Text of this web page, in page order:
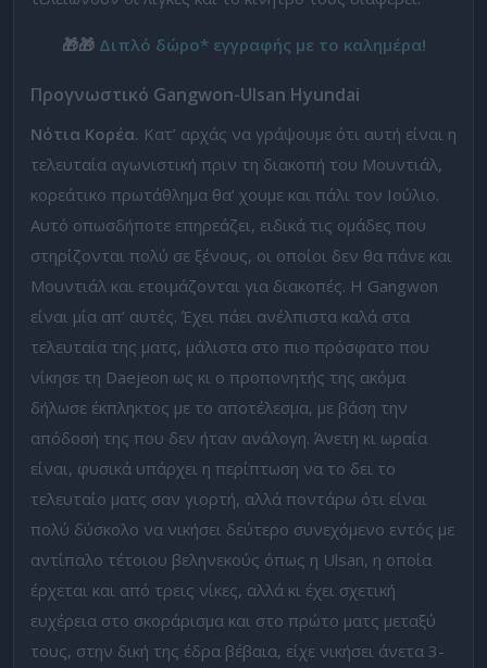
🎁🎁 Διπλό δώρο* εγγραφής με το καλημέρα!
Προγνωστικό Gangwon-Ulsan Hyundai
Νότια Κορέα. Κατ’ αρχάς να γράψουμε ότι αυτή είναι η
τελευταία αγωνιστική πριν τη διακοπή του Μουντιάλ,
κορεάτικο πρωτάθλημα θα’ χουμε και πάλι τον Ιούλιο.
Αυτό οπωσδήποτε επηρεάζει, ειδικά τις ομάδες που
στηρίζονται πολύ σε ξένους, οι οποίοι δεν θα πάνε και
Μουντιάλ και ετοιμάζονται για διακοπές. Η Gangwon
είναι μία απ’ αυτές. Έχει πάει ανέλπιστα καλά στα
τελευταία της ματς, μάλιστα στο πιο πρόσφατο που
νίκησε τη Daejeon ως κι ο προπονητής της ακόμα
δήλωσε έκπληκτος με το αποτέλεσμα, με βάση την
απόδοσή της που δεν ήταν ανάλογη. Άνετη κι ωραία
είναι, φυσικά υπάρχει η περίπτωση να το δει το
τελευταίο ματς σαν γιορτή, αλλά ποντάρω ότι είναι
πολύ δύσκολο να νικήσει δεύτερο συνεχόμενο εντός με
αντίπαλο τέτοιου βεληνεκούς όπως η Ulsan, η οποία
έρχεται και από τρεις νίκες, αλλά κι έχει σχετική
ευχέρεια στο σκοράρισμα και στο πρώτο ματς μεταξύ
τους, στην δική της έδρα βέβαια, είχε νικήσει άνετα 3-